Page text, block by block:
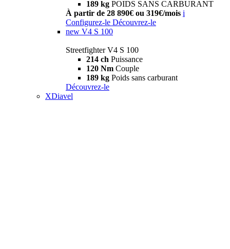
189 kg POIDS SANS CARBURANT
À partir de 28 890€ ou 319€/mois i
Configurez-le Découvrez-le
new V4 S 100
Streetfighter V4 S 100
214 ch Puissance
120 Nm Couple
189 kg Poids sans carburant
Découvrez-le
XDiavel